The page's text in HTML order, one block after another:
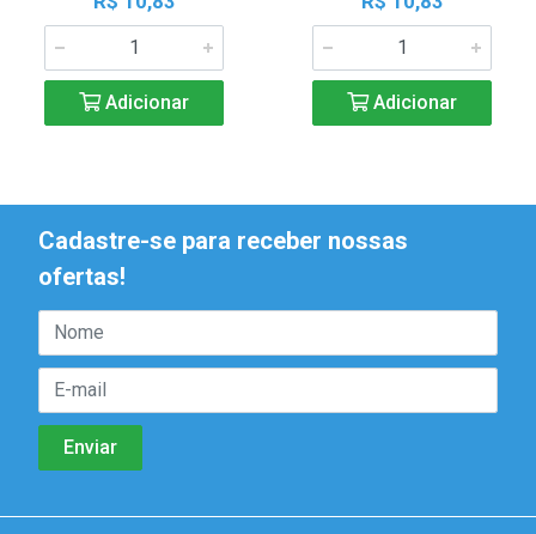
Adicionar Adicionar
Cadastre-se para receber nossas
ofertas!